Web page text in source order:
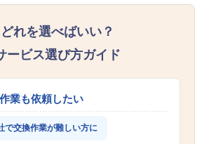
どれを選べばいい？
ービス選び方ガイド
業も依頼したい
で交換作業が難しい方に